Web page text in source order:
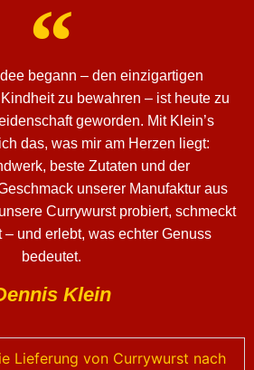
begann – den einzigartigen
zu bewahren – ist heute zu
geworden. Mit Klein’s
das, was mir am Herzen liegt:
beste Zutaten und der
unserer Manufaktur aus
Currywurst probiert, schmeckt
und erlebt, was echter Genuss
bedeutet.
Klein
Lieferung von Currywurst nach